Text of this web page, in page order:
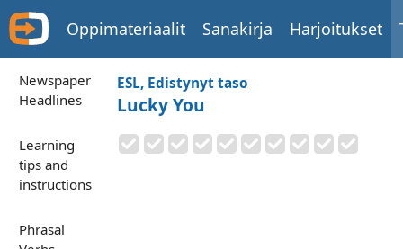
Oppimateriaalit Sanakirja Harjoitukset
Newspaper
Headlines
Learning
tips and
instructions
Phrasal
ESL, Edistynyt taso
Lucky You